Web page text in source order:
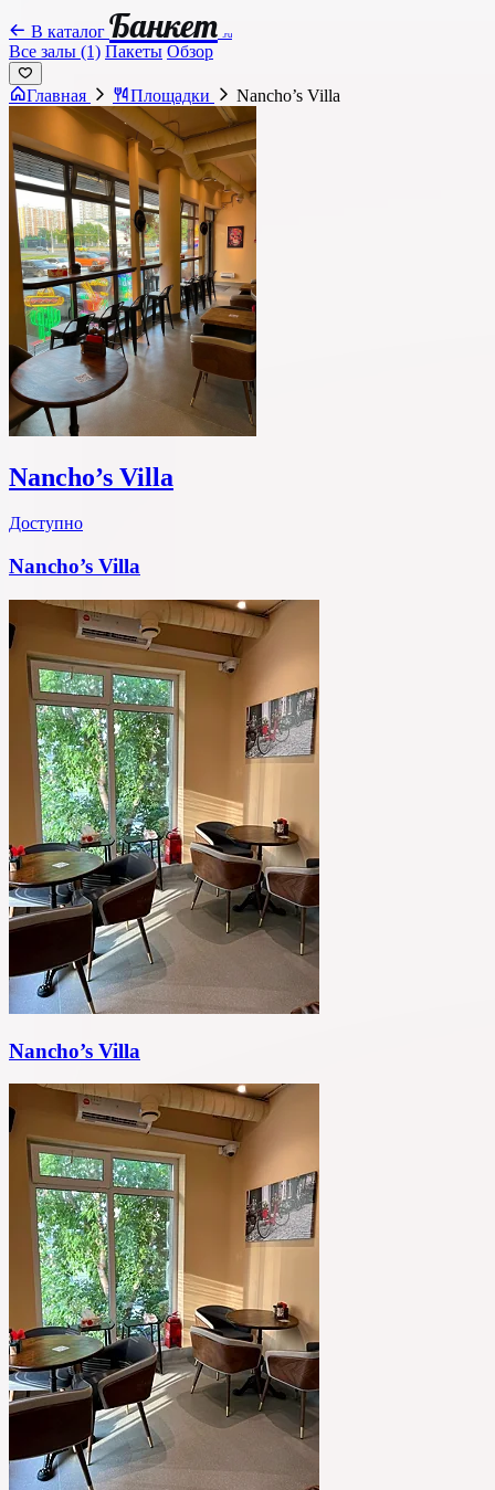
В каталог Банкет .ru
Все залы (1) Пакеты Обзор
Главная Площадки Nancho’s Villa
Nancho’s Villa
Доступно
Nancho’s Villa
Nancho’s Villa